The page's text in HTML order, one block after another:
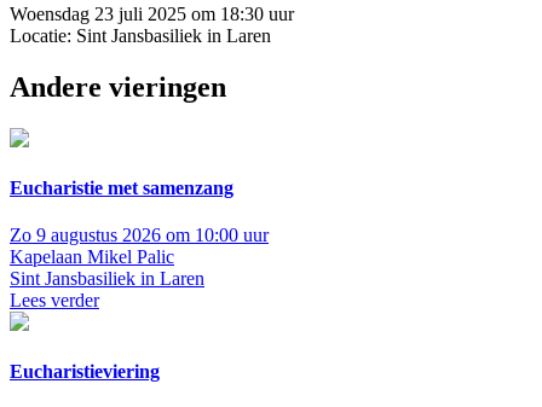
Woensdag 23 juli 2025 om 18:30 uur
Locatie: Sint Jansbasiliek in Laren
Andere vieringen
Eucharistie met samenzang
Zo 9 augustus 2026 om 10:00 uur
Kapelaan Mikel Palic
Sint Jansbasiliek in Laren
Lees verder
Eucharistieviering